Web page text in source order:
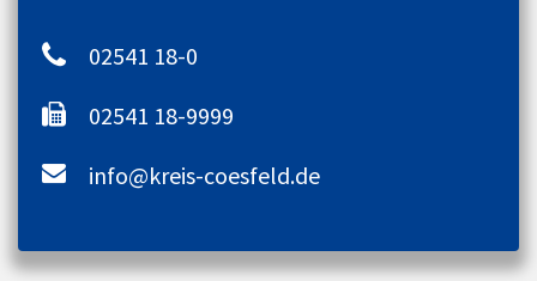
02541 18-0
02541 18-9999
info@kreis-coesfeld.de